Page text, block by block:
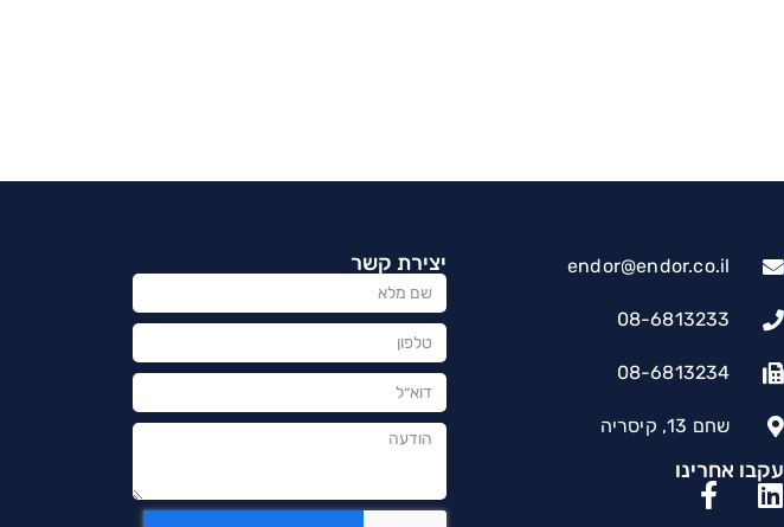
יצירת קשר endor@endor.co.il
08-6813233
08-6813234
שחם 13, קיסריה
עקבו אחרינו